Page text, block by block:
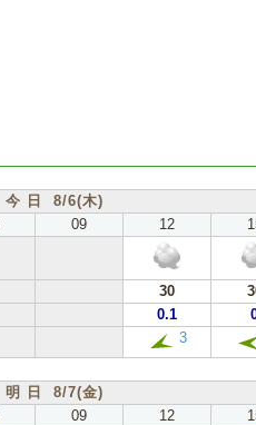
今 日 8/6(木)
09 12
30
0.1
3
明 日 8/7(金)
09 12